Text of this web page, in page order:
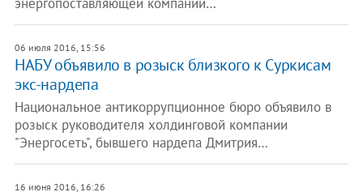
06 июля 2016, 15:56
НАБУ объявило в розыск близкого к Суркисам
экс-нардепа
Национальное антикоррупционное бюро объявило в
розыск руководителя холдинговой компании
"Энергосеть", бывшего нардепа Дмитрия…
16 июня 2016, 16:26